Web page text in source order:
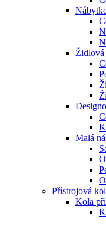
Židlová
Malá
Přístrojová
Kola